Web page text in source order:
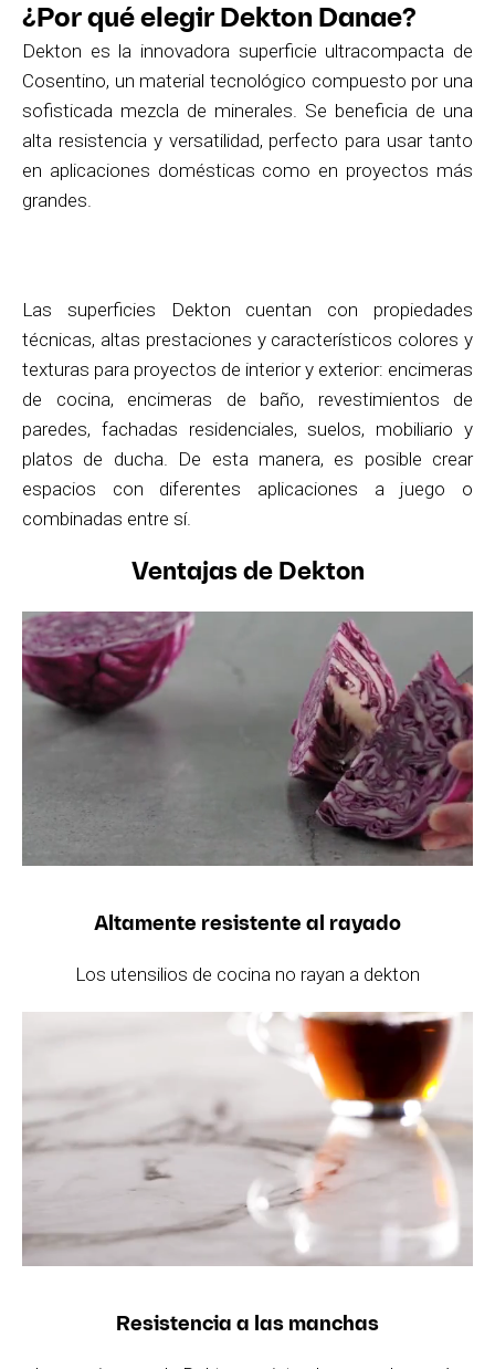
¿Por qué elegir Dekton Danae?
Dekton es la innovadora superficie ultracompacta de
Cosentino, un material tecnológico compuesto por una
sofisticada mezcla de minerales. Se beneficia de una
alta resistencia y versatilidad, perfecto para usar tanto
en aplicaciones domésticas como en proyectos más
grandes.
Las superficies Dekton cuentan con propiedades
técnicas, altas prestaciones y característicos colores y
texturas para proyectos de interior y exterior: encimeras
de cocina, encimeras de baño, revestimientos de
paredes, fachadas residenciales, suelos, mobiliario y
platos de ducha. De esta manera, es posible crear
espacios con diferentes aplicaciones a juego o
combinadas entre sí.
Ventajas de Dekton
Altamente resistente al rayado
Los utensilios de cocina no rayan a dekton
Resistencia a las manchas